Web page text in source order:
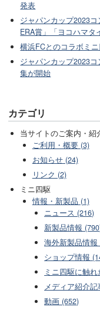
発表
ジャパンカップ2023
ERA賞」「ヨコハマタ
横浜FCとのコラボミ
ジャパンカップ2023
集が開始
カテゴリ
当サイトのご案内・紹
ご利用・概要 (3)
お知らせ (24)
リンク (2)
ミニ四駆
情報・新製品 (1)
ニュース (216)
新製品情報
海外新製品情報
ショップ情報
ミニ四駆に触
メディア紹介記
動画 (652)